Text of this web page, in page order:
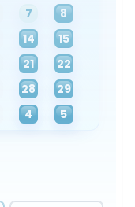
7
8
14
15
21
22
28
29
4 5